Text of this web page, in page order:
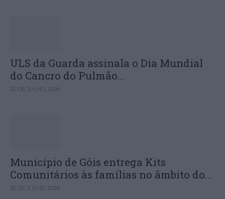
ULS da Guarda assinala o Dia Mundial
do Cancro do Pulmão...
30 DE JULHO, 2026
Município de Góis entrega Kits
Comunitários às famílias no âmbito do...
30 DE JULHO, 2026